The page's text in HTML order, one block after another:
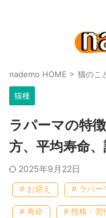
nademo HOME > 猫のこ
猫種
ラパーマの特
方、平均寿命
2025年9月22日
# お迎え # ラパー
# 寿命 # 性格・習